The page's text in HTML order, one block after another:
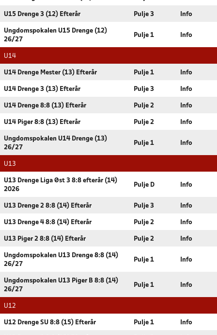
U15 Drenge 3 (12) Efterår Pulje 3 Info
Ungdomspokalen U15 Drenge (12)
26/27
Pulje 1 Info
U14
U14 Drenge Mester (13) Efterår Pulje 1 Info
U14 Drenge 3 (13) Efterår Pulje 3 Info
U14 Drenge 8:8 (13) Efterår Pulje 2 Info
U14 Piger 8:8 (13) Efterår Pulje 2 Info
Ungdomspokalen U14 Drenge (13)
26/27
Pulje 1 Info
U13
U13 Drenge Liga Øst 3 8:8 efterår (14)
2026
Pulje D Info
U13 Drenge 2 8:8 (14) Efterår Pulje 3 Info
U13 Drenge 4 8:8 (14) Efterår Pulje 2 Info
U13 Piger 2 8:8 (14) Efterår Pulje 2 Info
Ungdomspokalen U13 Drenge 8:8 (14)
26/27
Pulje 1 Info
Ungdomspokalen U13 Piger B 8:8 (14)
26/27
Pulje 1 Info
U12
U12 Drenge SU 8:8 (15) Efterår Pulje 1 Info